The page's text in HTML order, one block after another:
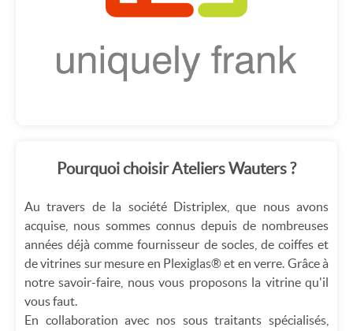
Pourquoi choisir Ateliers Wauters ?
Au travers de la société Distriplex, que nous avons
acquise, nous sommes connus depuis de nombreuses
années déjà comme fournisseur de socles, de coiffes et
de vitrines sur mesure en Plexiglas® et en verre. Grâce à
notre savoir-faire, nous vous proposons la vitrine qu'il
vous faut.
En collaboration avec nos sous traitants spécialisés,